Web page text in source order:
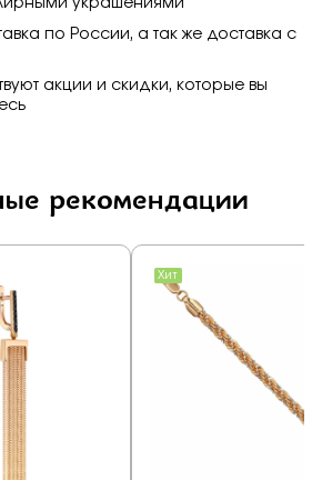
украшениями
по России, а так же доставка с
акции и скидки, которые вы
рекомендации